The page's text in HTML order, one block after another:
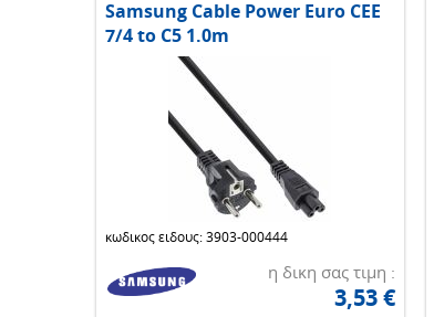
Samsung Cable Power Euro CEE
7/4 to C5 1.0m
κωδικος ειδους: 3903-000444
η δικη σας τιμη :
3,53 €